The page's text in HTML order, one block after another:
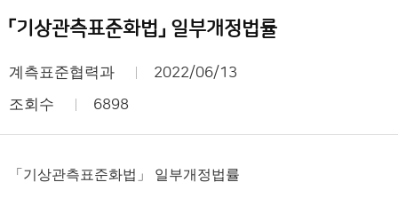
「기상관측표준화법」 일부개정법률
계측표준협력과 2022/06/13
조회수 6898
「기상관측표준화법」 일부개정법률